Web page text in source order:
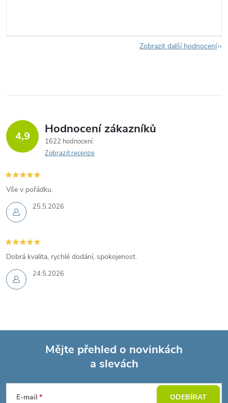
Zobrazit další hodnocení
4,9 Hodnocení zákazníků
1622 hodnocení
Zobrazit recenze
25.5.2026
Vše v pořádku.
24.5.2026
Dobrá kvalita, rychlé dodání, spokojenost.
Mějte přehled o novinkách
a slevách
E-mail ODEBÍRAT